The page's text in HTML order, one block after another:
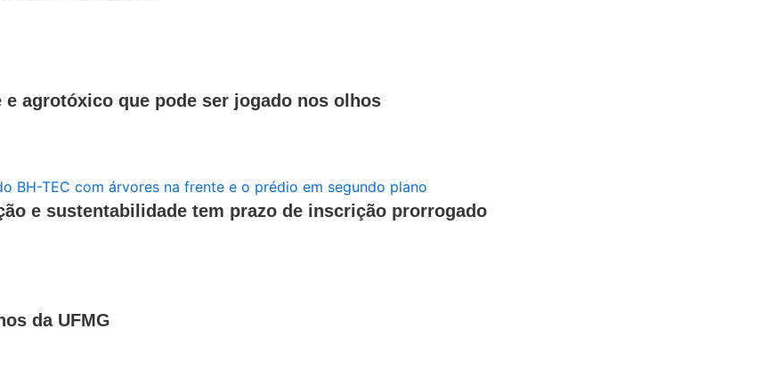
e agrotóxico que pode ser jogado nos olhos
e sustentabilidade tem prazo de inscrição prorrogado
da UFMG